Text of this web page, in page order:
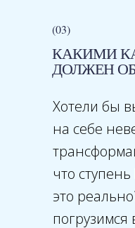
КАКИМИ
ДОЛЖЕН
(03)
Хотели бы
на себе
что
это
погрузимся